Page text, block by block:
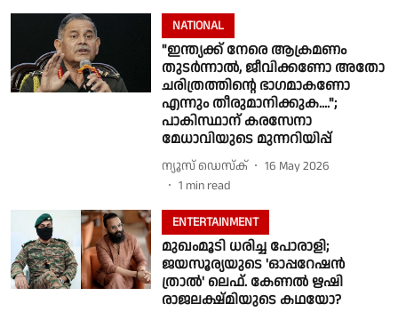
NATIONAL
"ഇന്ത്യക്ക് നേരെ ആക്രമണം
തുടർന്നാൽ, ജീവിക്കണോ അതോ
ചരിത്രത്തിന്റെ ഭാഗമാകണോ
എന്നും തീരുമാനിക്കുക....";
പാകിസ്ഥാന് കരസേനാ
മേധാവിയുടെ മുന്നറിയിപ്പ്
ന്യൂസ് ഡെസ്ക്
16 May 2026
1 min read
ENTERTAINMENT
മുഖംമൂടി ധരിച്ച പോരാളി;
ജയസൂര്യയുടെ 'ഓപ്പറേഷൻ
ത്രാൽ' ലെഫ്. കേണൽ ഋഷി
രാജലക്ഷ്മിയുടെ കഥയോ?